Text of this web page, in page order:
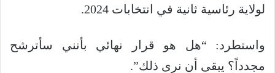
لولاية رئاسية ثانية في انتخابات 2024
.
واستطرد: “هل هو قرار نهائي بأنني سأترشح
مجدداً؟ يبقى أن نرى ذلك”.